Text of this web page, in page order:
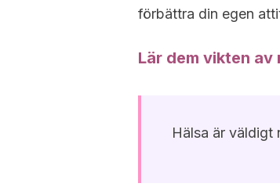
förbättra din egen
Lär dem vikten av
Hälsa är väldigt